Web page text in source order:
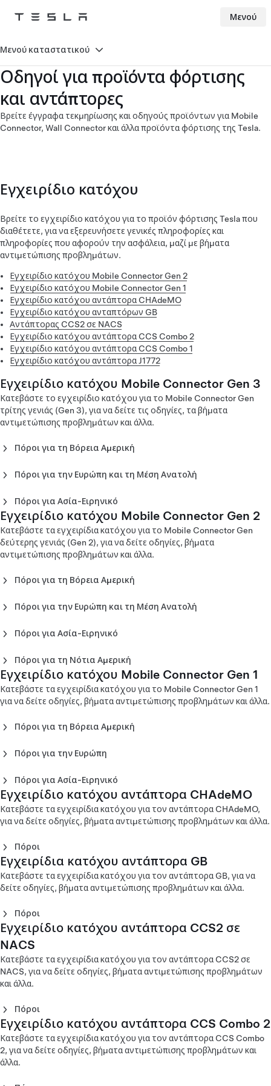
Tesla Μενού
Οδηγοί για προϊόντα φόρτισης
και αντάπτορες
Βρείτε έγγραφα τεκμηρίωσης και οδηγούς προϊόντων για Mobile
Connector, Wall Connector και άλλα προϊόντα φόρτισης της Tesla.
Εγχειρίδιο κατόχου
Βρείτε το εγχειρίδιο κατόχου για το προϊόν φόρτισης Tesla που
διαθέτετε, για να εξερευνήσετε γενικές πληροφορίες και
πληροφορίες που αφορούν την ασφάλεια, μαζί με βήματα
αντιμετώπισης προβλημάτων.
Εγχειρίδιο κατόχου Mobile Connector Gen 2
Εγχειρίδιο κατόχου Mobile Connector Gen 1
Εγχειρίδιο κατόχου αντάπτορα CHAdeMO
Εγχειρίδιο κατόχου ανταπτόρων GB
Αντάπτορας CCS2 σε NACS
Εγχειρίδιο κατόχου αντάπτορα CCS Combo 2
Εγχειρίδιο κατόχου αντάπτορα CCS Combo 1
Εγχειρίδιο κατόχου αντάπτορα J1772
Εγχειρίδιο κατόχου Mobile Connector Gen 3
Κατεβάστε το εγχειρίδιο κατόχου για το Mobile Connector Gen
τρίτης γενιάς (Gen 3), για να δείτε τις οδηγίες, τα βήματα
αντιμετώπισης προβλημάτων και άλλα.
Πόροι για τη Βόρεια Αμερική
Αμερική (English)
Αμερική (Español)
Εγχειρίδιο κατόχου Mobile Connector Gen 3 - Βόρεια
Αμερική (Français)
Πόροι για την Ευρώπη και τη Μέση Ανατολή
(Català)
Εγχειρίδιο κατόχου Mobile Connector Gen 3 - Ευρώπη
(Dansk)
Εγχειρίδιο κατόχου Mobile Connector Gen 3 - Ευρώπη
(Deutsch)
Εγχειρίδιο κατόχου Mobile Connector Gen 3 - Ευρώπη
Εγχειρίδιο κατόχου Mobile Connector Gen 3 - Ευρώπη
Εγχειρίδιο κατόχου Mobile Connector Gen 3 - Ευρώπη
Εγχειρίδιο κατόχου Mobile Connector Gen 3 - Ευρώπη
Εγχειρίδιο κατόχου Mobile Connector Gen 3 - Ευρώπη
(Italiano)
Εγχειρίδιο κατόχου Mobile Connector Gen 3 - Ευρώπη
(Latvija)
Εγχειρίδιο κατόχου Mobile Connector Gen 3 - Ευρώπη
Εγχειρίδιο κατόχου Mobile Connector Gen 3 - Ευρώπη
Εγχειρίδιο κατόχου Mobile Connector Gen 3 - Ευρώπη
Εγχειρίδιο κατόχου Mobile Connector Gen 3 - Ευρώπη
(Slovenčina)
Εγχειρίδιο κατόχου Mobile Connector Gen 3 - Ευρώπη
(Suomi)
Εγχειρίδιο κατόχου Mobile Connector Gen 3 - Ευρώπη
Πόροι για Ασία-Ειρηνικό
Εγχειρίδιο κατόχου Mobile Connector Gen 3 - Ιαπωνία
(English)
Mobile Connector Gen 3 Owner's Manual - Japan
(Japanese)
Εγχειρίδιο κατόχου Mobile Connector Gen 2
Κατεβάστε τα εγχειρίδια κατόχου για το Mobile Connector Gen
δεύτερης γενιάς (Gen 2), για να δείτε οδηγίες, βήματα
αντιμετώπισης προβλημάτων και άλλα.
Πόροι για τη Βόρεια Αμερική
Αμερική (English)
Αμερική (Español)
Εγχειρίδιο κατόχου Mobile Connector Gen 2 - Βόρεια
Πόροι για την Ευρώπη και τη Μέση Ανατολή
(Català)
Εγχειρίδιο κατόχου Mobile Connector Gen 2 - Ευρώπη
(Deutsch)
Εγχειρίδιο κατόχου Mobile Connector Gen 2 - Ευρώπη
(English)
(Español)
(Français)
(Italiano)
Εγχειρίδιο κατόχου Mobile Connector Gen 2 - Ευρώπη
(Nederlands)
Εγχειρίδιο κατόχου Mobile Connector Gen 2 - Ευρώπη
(Norsk)
(Português)
Εγχειρίδιο κατόχου Mobile Connector Gen 2 - Ευρώπη
(Suomi)
Εγχειρίδιο κατόχου Mobile Connector Gen 2 - Ευρώπη
Εγχειρίδιο κατόχου Mobile Connector Gen 2 - Μέση
Ανατολή (Arabic)
Πόροι για Ασία-Ειρηνικό
Αυστραλία (English)
Εγχειρίδιο κατόχου Mobile Connector Gen 2 - Κίνα
(English)
Εγχειρίδιο κατόχου Mobile Connector Gen 2 - Κίνα (中
文)
(English)
Κονγκ (繁體 中文)
(English)
Εγχειρίδιο κατόχου Mobile Connector Gen 2 - Ιαπωνία
(日本語)
Εγχειρίδιο κατόχου Mobile Connector Gen 2 - Κορέα
(English)
국어)
Εγχειρίδιο κατόχου Mobile Connector Gen 2 - Μακάο
(English)
Εγχειρίδιο κατόχου Mobile Connector Gen 2 - Μακάο (中
Εγχειρίδιο κατόχου Mobile Connector Gen 2- Νέα
Ζηλανδία (English)
Εγχειρίδιο κατόχου Mobile Connector Gen 2 - Ταϊβάν
(English)
Εγχειρίδιο κατόχου Mobile Connector Gen 2 - Ταϊβάν (台
灣)
Πόροι για τη Νότια Αμερική
Εγχειρίδιο κατόχου Mobile Connector Gen 2 - Κολομβία
(Español)
Εγχειρίδιο κατόχου Mobile Connector Gen 1
Κατεβάστε τα εγχειρίδια κατόχου για το Mobile Connector Gen 1
για να δείτε οδηγίες, βήματα αντιμετώπισης προβλημάτων και άλλα.
Πόροι για τη Βόρεια Αμερική
Εγχειρίδιο κατόχου Mobile Connector Gen 1 - Βόρεια
Εγχειρίδιο κατόχου Mobile Connector Gen 1 - Βόρεια
Αμερική (Français)
Ενσύρματος Mobile Connector
Βόρεια Αμερική (English)
Εγχειρίδιο κατόχου Corded Mobile Connector Gen 1 -
Βόρεια Αμερική (Español)
Εγχειρίδιο κατόχου Corded Mobile Connector Gen 1 -
Πόροι για την Ευρώπη
Εγχειρίδιο κατόχου Mobile Connector Gen 1 - Ευρώπη
(Dansk)
Εγχειρίδιο κατόχου Mobile Connector Gen 1 - Ευρώπη
(Deutsch)
(English)
Εγχειρίδιο κατόχου Mobile Connector Gen 1 - Ευρώπη
(Italiano)
Εγχειρίδιο κατόχου Mobile Connector Gen 1 - Ευρώπη
(Nederlands)
(Norsk)
Εγχειρίδιο κατόχου Mobile Connector Gen 1 - Ευρώπη
(Suomi)
Εγχειρίδιο κατόχου Mobile Connector Gen 1 - Ευρώπη
(Svenska)
Ενσύρματος Mobile Connector
Εγχειρίδιο κατόχου Corded Mobile Connector Gen 1 -
Ευρώπη (Català)
Εγχειρίδιο κατόχου Corded Mobile Connector Gen 1 -
Ευρώπη (Čeština)
Εγχειρίδιο κατόχου Corded Mobile Connector Gen 1 -
Πόροι για Ασία-Ειρηνικό
Εγχειρίδιο κατόχου Mobile Connector Gen 1 - Αυστραλία
(English)
Εγχειρίδιο κατόχου αντάπτορα CHAdeMO
Κατεβάστε τα εγχειρίδια κατόχου για τον αντάπτορα CHAdeMO,
για να δείτε οδηγίες, βήματα αντιμετώπισης προβλημάτων και άλλα.
Πόροι
Εγχειρίδιο κατόχου αντάπτορα CHAdeMO (Čeština)
Εγχειρίδιο κατόχου αντάπτορα CHAdeMO (Dansk)
Εγχειρίδιο κατόχου αντάπτορα CHAdeMO (Deutsch)
Εγχειρίδιο κατόχου αντάπτορα CHAdeMO (English)
Εγχειρίδιο κατόχου αντάπτορα CHAdeMO (Français)
Εγχειρίδιο κατόχου αντάπτορα CHAdeMO (Italiano)
Εγχειρίδιο κατόχου αντάπτορα CHAdeMO (Nederlands)
Εγχειρίδιο κατόχου αντάπτορα CHAdeMO (Norsk)
Εγχειρίδιο κατόχου αντάπτορα CHAdeMO (Polski)
Εγχειρίδιο κατόχου αντάπτορα CHAdeMO (Svenska)
Εγχειρίδιο κατόχου αντάπτορα CHAdeMO - Ιαπωνία (日
本語)
Εγχειρίδιο κατόχου αντάπτορα CHAdeMO - Κορέα (한국
Εγχειρίδια κατόχου αντάπτορα GB
Κατεβάστε τα εγχειρίδια κατόχου για τον αντάπτορα GB, για να
δείτε οδηγίες, βήματα αντιμετώπισης προβλημάτων και άλλα.
Πόροι
Εγχειρίδιο κατόχου αντάπτορα GB DC - Κίνα (English)
Εγχειρίδιο κατόχου αντάπτορα GB DC - Κίνα (中文)
Εγχειρίδιο κατόχου αντάπτορα GB AC - Κίνα (English)
Εγχειρίδιο κατόχου αντάπτορα GB AC - Κίνα (中文)
Εγχειρίδιο κατόχου αντάπτορα CCS2 σε
NACS
Κατεβάστε τα εγχειρίδια κατόχου για τον αντάπτορα CCS2 σε
NACS, για να δείτε οδηγίες, βήματα αντιμετώπισης προβλημάτων
και άλλα.
Πόροι
Εγχειρίδιο κατόχου αντάπτορα CCS2 σε NACS - Βόρεια
Αμερική (English)
Εγχειρίδιο κατόχου αντάπτορα CCS2 σε NACS – Μέση
Ανατολή (عربى)
Εγχειρίδιο κατόχου αντάπτορα CCS Combo 2
Κατεβάστε τα εγχειρίδια κατόχου για τον αντάπτορα CCS Combo
2, για να δείτε οδηγίες, βήματα αντιμετώπισης προβλημάτων και
άλλα.
Μενού καταστατικού